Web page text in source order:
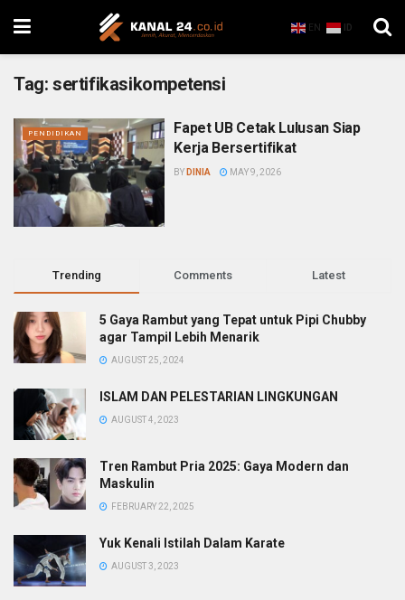
EN ID
Tag: sertifikasikompetensi
PENDIDIKAN
Fapet UB Cetak Lulusan Siap
Kerja Bersertifikat
BY DINIA MAY 9, 2026
Trending Comments Latest
5 Gaya Rambut yang Tepat untuk Pipi Chubby
agar Tampil Lebih Menarik
AUGUST 25, 2024
ISLAM DAN PELESTARIAN LINGKUNGAN
AUGUST 4, 2023
Tren Rambut Pria 2025: Gaya Modern dan
Maskulin
FEBRUARY 22, 2025
Yuk Kenali Istilah Dalam Karate
AUGUST 3, 2023